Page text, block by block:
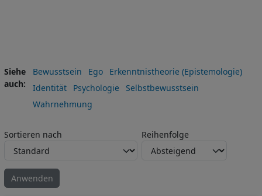
Siehe
auch
Bewusstsein Ego
Erkenntnistheorie (Epistemologie)
Identität
Psychologie
Selbstbewusstsein
Wahrnehmung
Sortieren nach Reihenfolge